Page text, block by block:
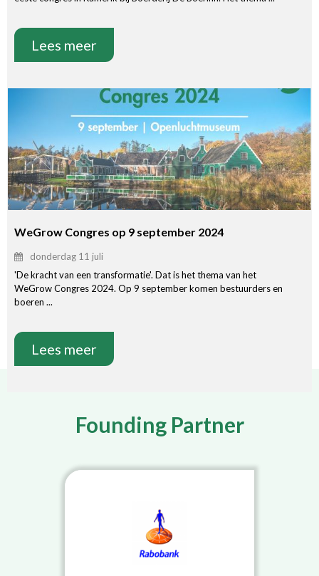
Lees meer
WeGrow Congres op 9 september 2024
donderdag 11 juli
'De kracht van een transformatie'. Dat is het thema van het
WeGrow Congres 2024. Op 9 september komen bestuurders en
boeren ...
Lees meer
Founding Partner